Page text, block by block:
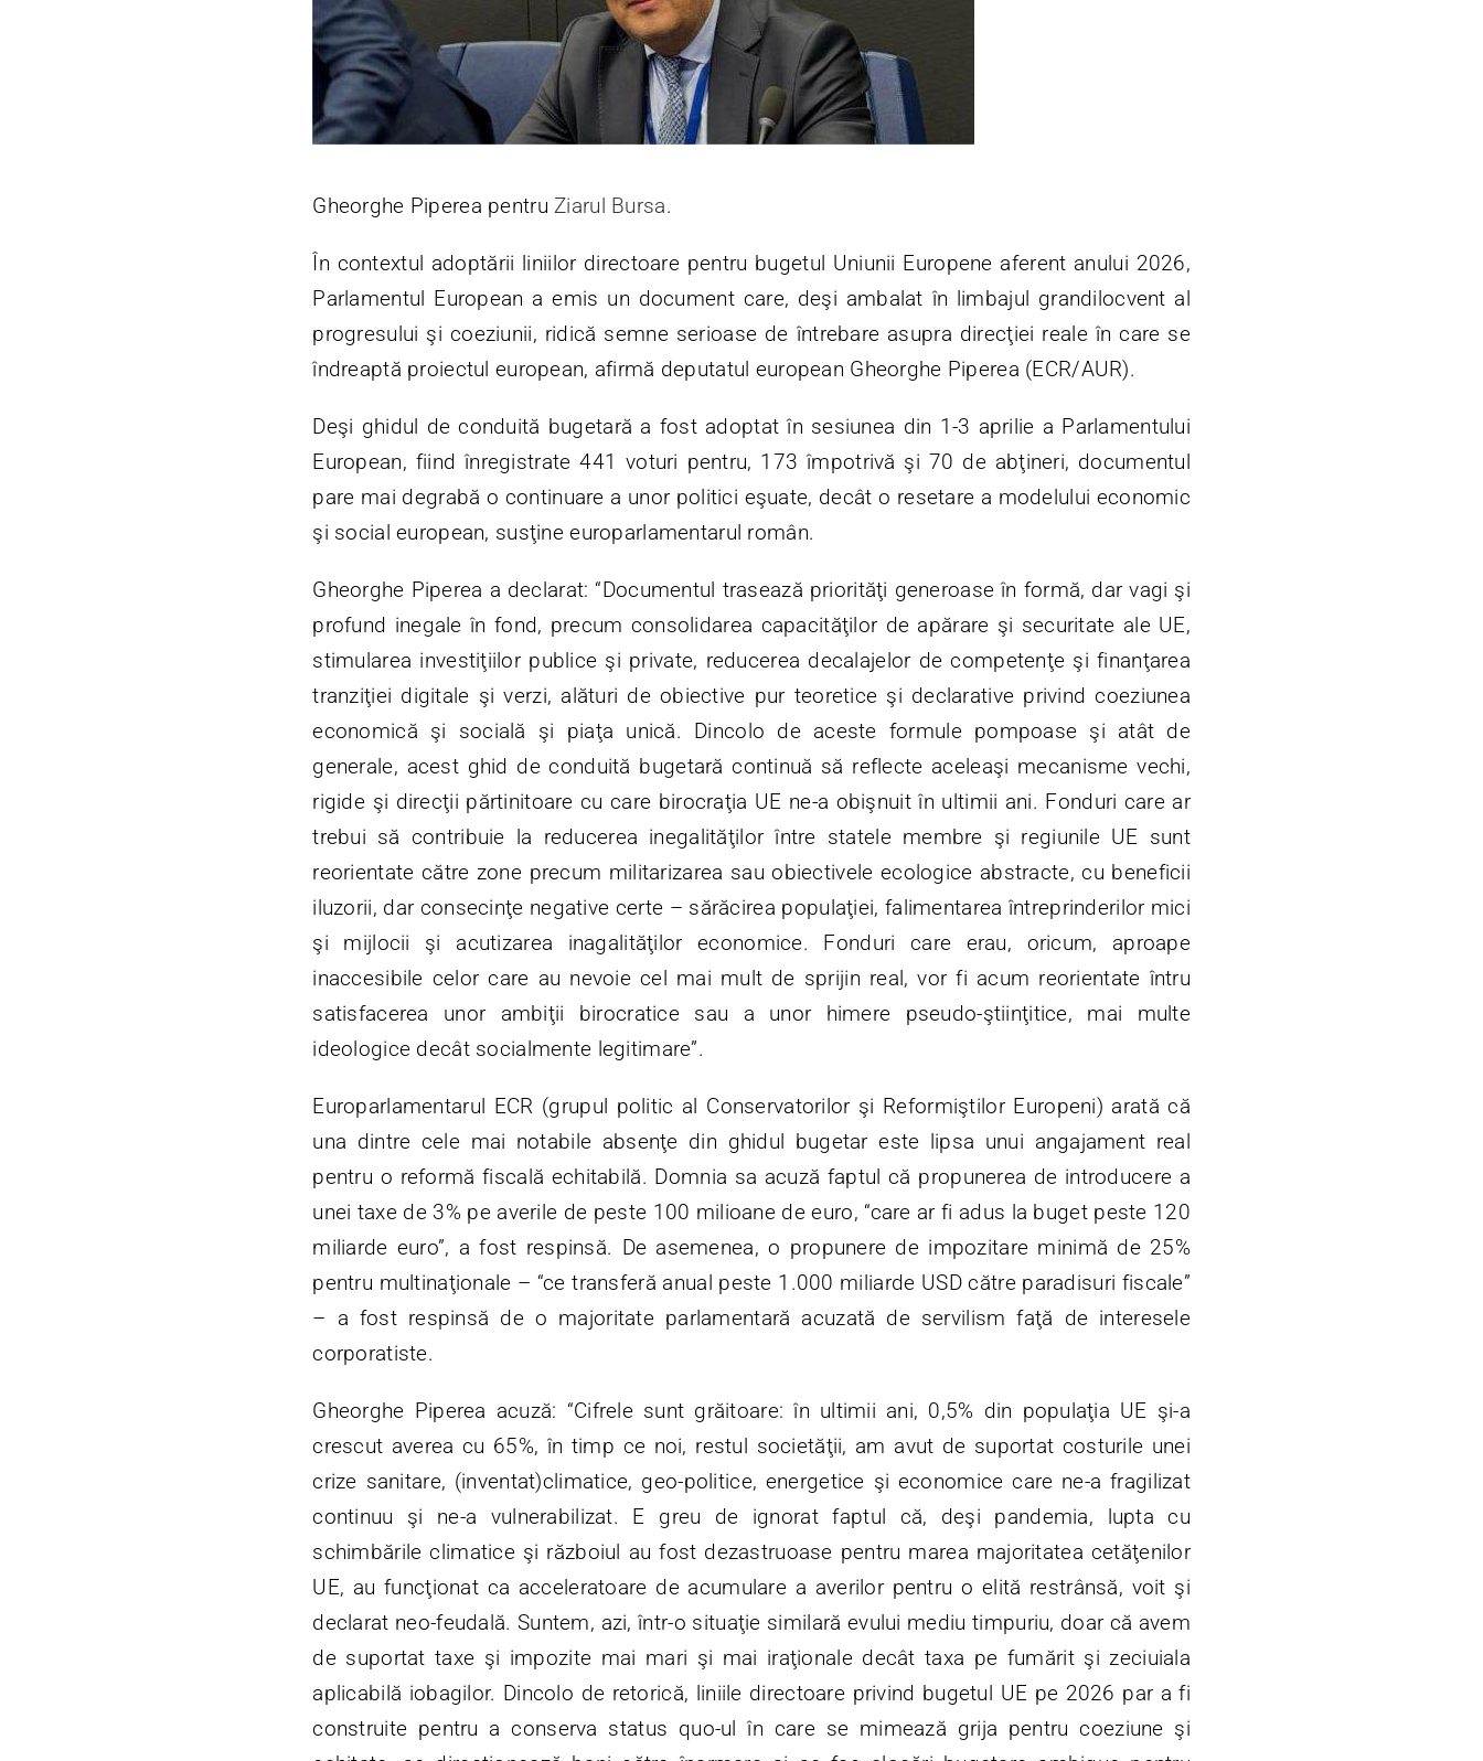
Gheorghe Piperea pentruZiarul Bursa.
În contextul adoptării liniilor directoare pentru bugetul Uniunii Europene aferent anului 2026,
Parlamentul European a emis un document care, deşi ambalat în limbajul grandilocvent al
progresului şi coeziunii, ridică semne serioase de întrebare asupra direcţiei reale în care se
îndreaptă proiectul european, afirmă deputatul european Gheorghe Piperea (ECR/AUR).
Deşi ghidul de conduită bugetară a fost adoptat în sesiunea din 1-3 aprilie a Parlamentului
European, fiind înregistrate 441 voturi pentru, 173 împotrivă şi 70 de abţineri, documentul
pare mai degrabă o continuare a unor politici eşuate, decât o resetare a modelului economic
şi social european, susţine europarlamentarul român.
Gheorghe Piperea a declarat: “Documentul trasează priorităţi generoase în formă, dar vagi şi
profund inegale în fond, precum consolidarea capacităţilor de apărare şi securitate ale UE,
stimularea investiţiilor publice şi private, reducerea decalajelor de competenţe şi finanţarea
tranziţiei digitale şi verzi, alături de obiective pur teoretice şi declarative privind coeziunea
economică şi socială şi piaţa unică. Dincolo de aceste formule pompoase şi atât de
generale, acest ghid de conduită bugetară continuă să reflecte aceleaşi mecanisme vechi,
rigide şi direcţii părtinitoare cu care birocraţia UE ne-a obişnuit în ultimii ani. Fonduri care ar
trebui să contribuie la reducerea inegalităţilor între statele membre şi regiunile UE sunt
reorientate către zone precum militarizarea sau obiectivele ecologice abstracte, cu beneficii
iluzorii, dar consecinţe negative certe – sărăcirea populaţiei, falimentarea întreprinderilor mici
şi mijlocii şi acutizarea inagalităţilor economice. Fonduri care erau, oricum, aproape
inaccesibile celor care au nevoie cel mai mult de sprijin real, vor fi acum reorientate întru
satisfacerea unor ambiţii birocratice sau a unor himere pseudo-ştiinţitice, mai multe
ideologice decât socialmente legitimare”.
Europarlamentarul ECR (grupul politic al Conservatorilor şi Reformiştilor Europeni) arată că
una dintre cele mai notabile absenţe din ghidul bugetar este lipsa unui angajament real
pentru o reformă fiscală echitabilă. Domnia sa acuză faptul că propunerea de introducere a
unei taxe de 3% pe averile de peste 100 milioane de euro, “care ar fi adus la buget peste 120
miliarde euro”, a fost respinsă. De asemenea, o propunere de impozitare minimă de 25%
pentru multinaţionale – “ce transferă anual peste 1.000 miliarde USD către paradisuri fiscale”
– a fost respinsă de o majoritate parlamentară acuzată de servilism faţă de interesele
corporatiste.
Gheorghe Piperea acuză: “Cifrele sunt grăitoare: în ultimii ani, 0,5% din populaţia UE şi-a
crescut averea cu 65%, în timp ce noi, restul societăţii, am avut de suportat costurile unei
crize sanitare, (inventat)climatice, geo-politice, energetice şi economice care ne-a fragilizat
continuu şi ne-a vulnerabilizat. E greu de ignorat faptul că, deşi pandemia, lupta cu
schimbările climatice şi războiul au fost dezastruoase pentru marea majoritatea cetăţenilor
UE, au funcţionat ca acceleratoare de acumulare a averilor pentru o elită restrânsă, voit şi
declarat neo-feudală. Suntem, azi, într-o situaţie similară evului mediu timpuriu, doar că avem
de suportat taxe şi impozite mai mari şi mai iraţionale decât taxa pe fumărit şi zeciuiala
aplicabilă iobagilor. Dincolo de retorică, liniile directoare privind bugetul UE pe 2026 par a fi
construite pentru a conserva status quo-ul în care se mimează grija pentru coeziune şi